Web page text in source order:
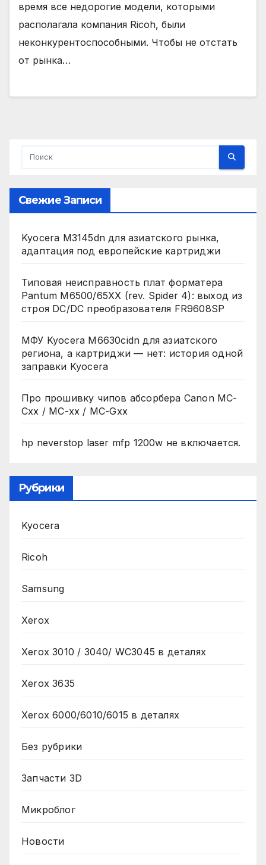
время все недорогие модели, которыми
располагала компания Ricoh, были
неконкурентоспособными. Чтобы не отстать
от рынка…
Свежие Записи
Kyocera M3145dn для азиатского рынка,
адаптация под европейские картриджи
Типовая неисправность плат форматера
Pantum M6500/65XX (rev. Spider 4): выход из
строя DC/DC преобразователя FR9608SP
МФУ Kyocera M6630cidn для азиатского
региона, а картриджи — нет: история одной
заправки Kyocera
Про прошивку чипов абсорбера Canon MC-
Cxx / MC-xx / MC-Gxx
hp neverstop laser mfp 1200w не включается.
Рубрики
Kyocera
Ricoh
Samsung
Xerox
Xerox 3010 / 3040/ WC3045 в деталях
Xerox 3635
Xerox 6000/6010/6015 в деталях
Без рубрики
Запчасти 3D
Микроблог
Новости